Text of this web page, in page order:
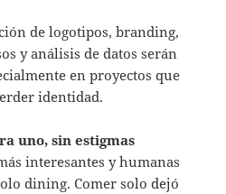
de logotipos, branding,
y análisis de datos serán
en proyectos que
identidad.
uno, sin estigmas
interesantes y humanas
dining. Comer solo dejó